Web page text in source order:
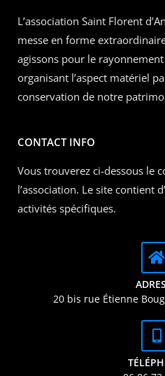
L’association Saint Florent
messe en forme
agissons pour le
organisant l’aspect matériel
conservation de notre
CONTACT INFO
Vous trouverez ci-dessous le
l’association. Le site contient
activités spécifiques.
20 bis rue Étienne